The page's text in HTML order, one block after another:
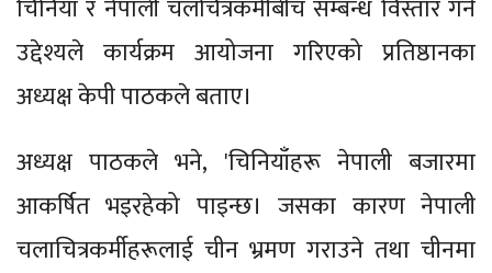
चिनियाँ र नेपाली चलचित्रकर्मीबीच सम्बन्ध विस्तार गर्ने
उद्देश्यले कार्यक्रम आयोजना गरिएको प्रतिष्ठानका
अध्यक्ष केपी पाठकले बताए।
अध्यक्ष पाठकले भने, 'चिनियाँहरू नेपाली बजारमा
आकर्षित भइरहेको पाइन्छ। जसका कारण नेपाली
चलाचित्रकर्मीहरूलाई चीन भ्रमण गराउने तथा चीनमा